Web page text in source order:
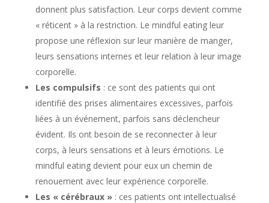
donnent plus satisfaction. Leur corps devient comme
« réticent » à la restriction. Le mindful eating leur
propose une réflexion sur leur manière de manger,
leurs sensations internes et leur relation à leur image
corporelle.
Les compulsifs : ce sont des patients qui ont
identifié des prises alimentaires excessives, parfois
liées à un événement, parfois sans déclencheur
évident. Ils ont besoin de se reconnecter à leur
corps, à leurs sensations et à leurs émotions. Le
mindful eating devient pour eux un chemin de
renouement avec leur expérience corporelle.
Les « cérébraux » : ces patients ont intellectualisé